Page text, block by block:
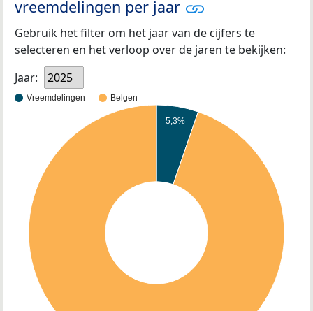
vreemdelingen per jaar
Gebruik het filter om het jaar van de cijfers te
selecteren en het verloop over de jaren te bekijken:
Jaar:
2025
Vreemdelingen Belgen
5,3%